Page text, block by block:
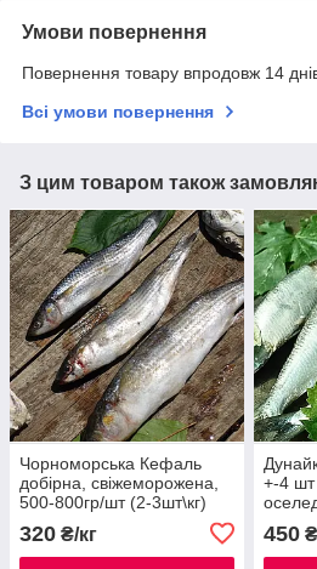
Умови повернення
Повернення товару впродовж 14
Всі умови повернення
З цим товаром також
Чорноморська Кефаль
добірна, свіжеморожена,
500-800гр/шт (2-3шт\кг)
320 ₴/кг
+-4 шт
450